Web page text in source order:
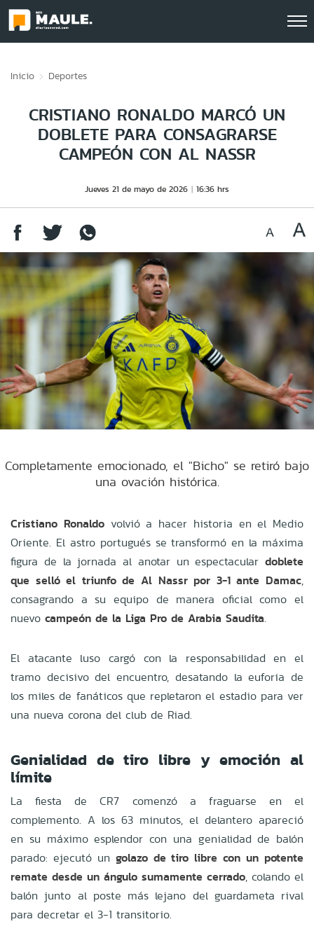
Inicio Deportes
CRISTIANO RONALDO MARCÓ UN
DOBLETE PARA CONSAGRARSE
CAMPEÓN CON AL NASSR
Jueves 21 de mayo de 2026 16:36 hrs
Completamente emocionado, el "Bicho" se retiró bajo
una ovación histórica.
Cristiano Ronaldovolvió a hacer historia en el Medio
Oriente. El astro portugués se transformó en la máxima
figura de la jornada al anotar un espectacular doblete
que selló el triunfo de Al Nassr por 3-1 ante Damac,
consagrando a su equipo de manera oficial como el
nuevo campeón de la Liga Pro de Arabia Saudita.
El atacante luso cargó con la responsabilidad en el
tramo decisivo del encuentro, desatando la euforia de
los miles de fanáticos que repletaron el estadio para ver
una nueva corona del club de Riad.
Genialidad de tiro libre y emoción al
límite
La fiesta de CR7 comenzó a fraguarse en el
complemento. A los 63 minutos, el delantero apareció
en su máximo esplendor con una genialidad de balón
parado: ejecutó un golazo de tiro libre con un potente
remate desde un ángulo sumamente cerrado, colando el
balón junto al poste más lejano del guardameta rival
para decretar el 3-1 transitorio.